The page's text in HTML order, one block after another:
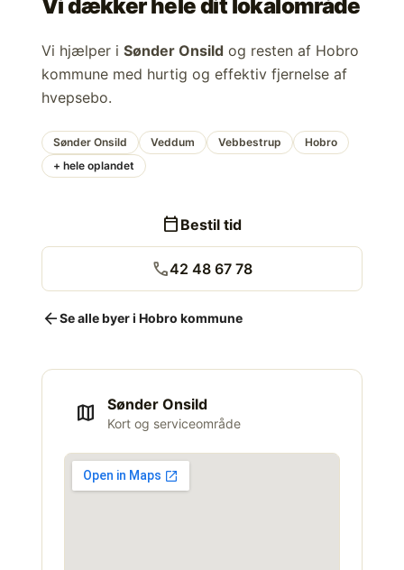
Vi dækker hele dit lokalområde
Vi hjælper i Sønder Onsild og resten af Hobro
kommune med hurtig og effektiv fjernelse af
hvepsebo.
Sønder Onsild Veddum Vebbestrup
Hobro
+ hele oplandet
calendar_today Bestil tid
call42 48 67 78
arrow_backSe alle byer i Hobro kommune
map Sønder Onsild
Kort og serviceområde